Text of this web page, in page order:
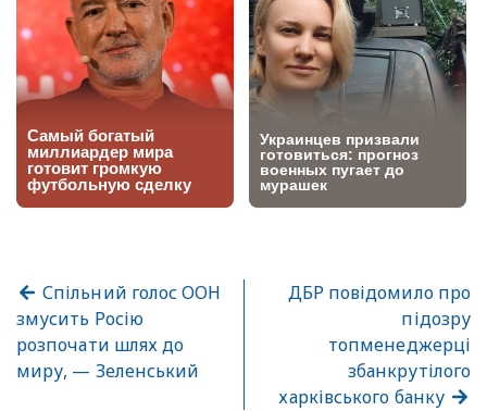
Спільний голос ООН
змусить Росію
розпочати шлях до
миру, — Зеленський
ДБР повідомило про
підозру
топменеджерці
збанкрутілого
харківського банку